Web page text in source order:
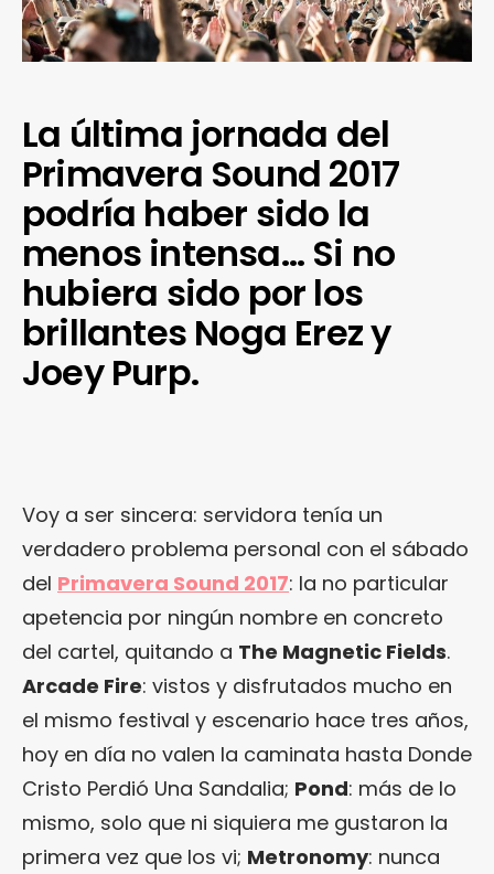
La última jornada del
Primavera Sound 2017
podría haber sido la
menos intensa… Si no
hubiera sido por los
brillantes Noga Erez y
Joey Purp.
Voy a ser sincera: servidora tenía un
verdadero problema personal con el sábado
del Primavera Sound 2017: la no particular
apetencia por ningún nombre en concreto
del cartel, quitando a The Magnetic Fields.
Arcade Fire: vistos y disfrutados mucho en
el mismo festival y escenario hace tres años,
hoy en día no valen la caminata hasta Donde
Cristo Perdió Una Sandalia; Pond: más de lo
mismo, solo que ni siquiera me gustaron la
primera vez que los vi; Metronomy: nunca